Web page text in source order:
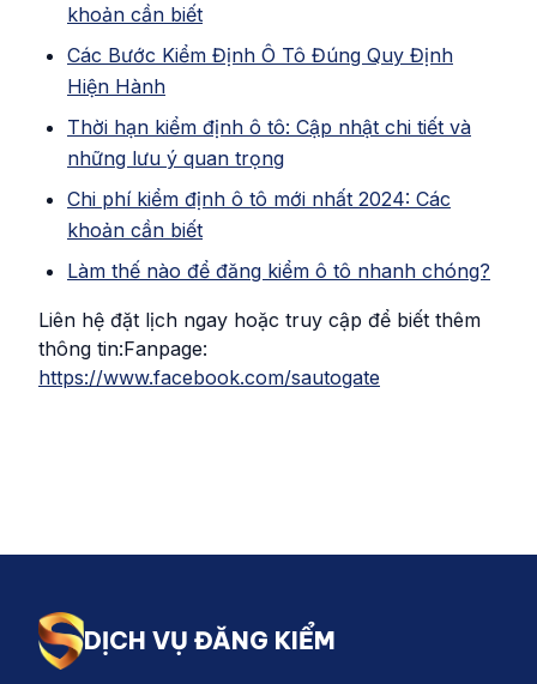
khoản cần biết
Các Bước Kiểm Định Ô Tô Đúng Quy Định
Hiện Hành
Thời hạn kiểm định ô tô: Cập nhật chi tiết và
những lưu ý quan trọng
Chi phí kiểm định ô tô mới nhất 2024: Các
khoản cần biết
Làm thế nào để đăng kiểm ô tô nhanh chóng?
Liên hệ đặt lịch ngay hoặc truy cập để biết thêm
thông tin:Fanpage:
https://www.facebook.com/sautogate
DỊCH VỤ ĐĂNG KIỂM